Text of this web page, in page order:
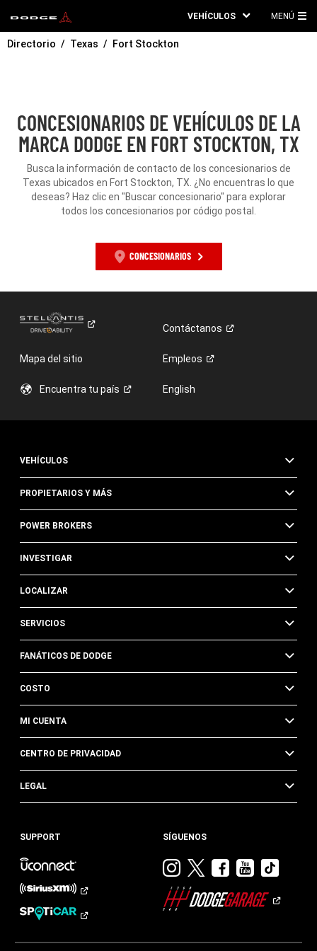
VEHÍCULOS MENÚ
Directorio Texas Fort Stockton
CONCESIONARIOS DE VEHÍCULOS DE LA
MARCA DODGE EN FORT STOCKTON, TX
Busca la información de contacto de los concesionarios de
Texas ubicados en Fort Stockton, TX. ¿No encuentras lo que
deseas? Haz clic en "Buscar concesionario" para explorar
todos los concesionarios por código postal.
CONCESIONARIOS
Contáctanos
Mapa del sitio Empleos
Encuentra tu país English
VEHÍCULOS
PROPIETARIOS Y MÁS
POWER BROKERS
INVESTIGAR
LOCALIZAR
SERVICIOS
FANÁTICOS DE DODGE
COSTO
MI CUENTA
CENTRO DE PRIVACIDAD
LEGAL
SUPPORT SÍGUENOS
Visitar
Dodge
en
Visitar
en
Visitar
en
Visitar
en en